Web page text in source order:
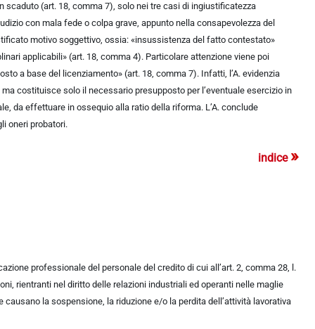
scaduto (art. 18, comma 7), solo nei tre casi di ingiustificatezza
con mala fede o colpa grave, appunto nella consapevolezza del
motivo soggettivo, ossia: «insussistenza del fatto contestato»
applicabili» (art. 18, comma 4). Particolare attenzione viene poi
a base del licenziamento» (art. 18, comma 7). Infatti, l’A. evidenzia
costituisce solo il necessario presupposto per l’eventuale esercizio in
da effettuare in ossequio alla ratio della riforma. L’A. conclude
oneri probatori.
indice »
professionale del personale del credito di cui all’art. 2, comma 28, l.
rientranti nel diritto delle relazioni industriali ed operanti nelle maglie
la sospensione, la riduzione e/o la perdita dell’attività lavorativa